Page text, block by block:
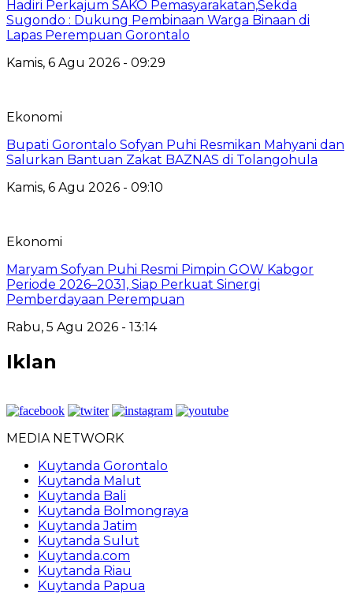
Hadiri Perkajum SAKO Pemasyarakatan,Sekda
Sugondo : Dukung Pembinaan Warga Binaan di
Lapas Perempuan Gorontalo
Kamis, 6 Agu 2026 - 09:29
Ekonomi
Bupati Gorontalo Sofyan Puhi Resmikan Mahyani dan
Salurkan Bantuan Zakat BAZNAS di Tolangohula
Kamis, 6 Agu 2026 - 09:10
Ekonomi
Maryam Sofyan Puhi Resmi Pimpin GOW Kabgor
Periode 2026–2031, Siap Perkuat Sinergi
Pemberdayaan Perempuan
Rabu, 5 Agu 2026 - 13:14
Iklan
MEDIA NETWORK
Kuytanda Gorontalo
Kuytanda Malut
Kuytanda Bali
Kuytanda Bolmongraya
Kuytanda Jatim
Kuytanda Sulut
Kuytanda.com
Kuytanda Riau
Kuytanda Papua